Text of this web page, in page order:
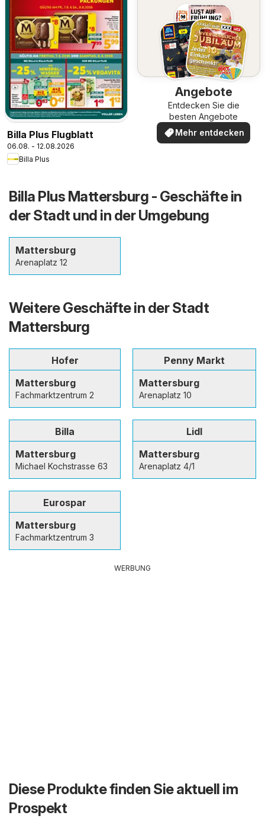
Billa Plus Flugblatt
06.08. - 12.08.2026
Billa Plus
Angebote
Entdecken Sie die
besten Angebote
Mehr entdecken
Billa Plus Mattersburg - Geschäfte in
der Stadt und in der Umgebung
Mattersburg
Arenaplatz 12
Weitere Geschäfte in der Stadt
Mattersburg
Hofer
Mattersburg
Fachmarktzentrum 2
Penny Markt
Mattersburg
Arenaplatz 10
Billa
Mattersburg
Michael Kochstrasse 63
Lidl
Mattersburg
Arenaplatz 4/1
Eurospar
Mattersburg
Fachmarktzentrum 3
WERBUNG
Diese Produkte finden Sie aktuell im
Prospekt